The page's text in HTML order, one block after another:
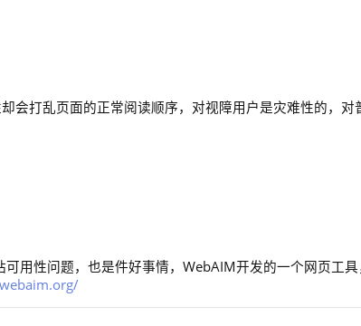
会打乱页面的正常阅读顺序，对视障用户是灾难性的，对
用性问题，也是件好事情，WebAIM开发的一个网页工